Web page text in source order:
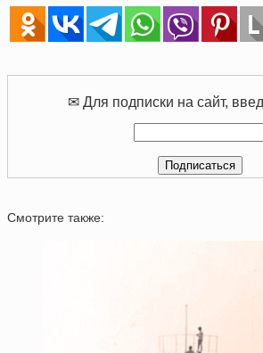
✉ Для подписки на сайт,
Смотрите также: